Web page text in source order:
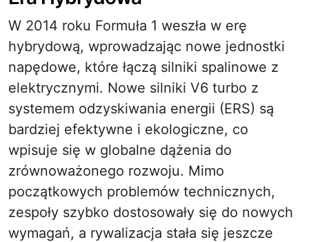
W 2014 roku Formuła 1 weszła w erę
hybrydową, wprowadzając nowe jednostki
napędowe, które łączą silniki spalinowe z
elektrycznymi. Nowe silniki V6 turbo z
systemem odzyskiwania energii (ERS) są
bardziej efektywne i ekologiczne, co
wpisuje się w globalne dążenia do
zrównoważonego rozwoju. Mimo
początkowych problemów technicznych,
zespoły szybko dostosowały się do nowych
wymagań, a rywalizacja stała się jeszcze